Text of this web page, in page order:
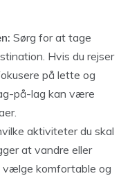
Sørg for at tage
Hvis du rejser
på lette og
på-lag kan være
aktiviteter du skal
at vandre eller
vælge komfortable og